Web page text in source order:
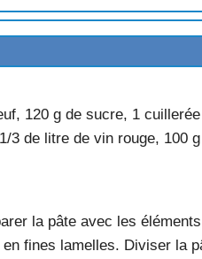
120 g de sucre, 1
3 de litre de vin rouge, 100
la pâte avec les
fines lamelles. Diviser la